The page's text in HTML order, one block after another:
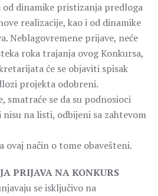
dinamike pristizanja predloga
realizacije, kao i od dinamike
Neblagovremene prijave, neće
roka trajanja ovog Konkursa,
će se objaviti spisak
projekta odobreni.
smatraće se da su podnosioci
na listi, odbijeni sa zahtevom
ovaj način o tome obavešteni.
PRIJAVA NA KONKURS
se isključivo na